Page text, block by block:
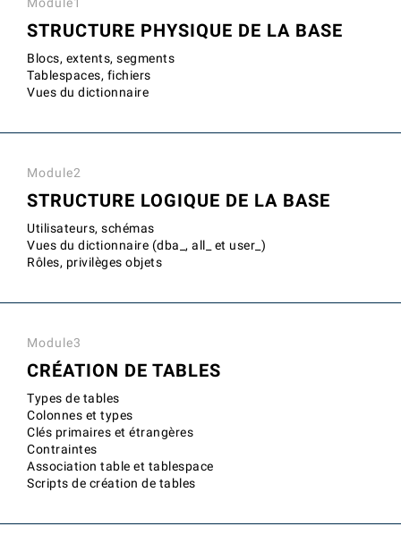
STRUCTURE PHYSIQUE DE LA BASE
Blocs, extents, segments
Tablespaces, fichiers
Vues du dictionnaire
Module2
STRUCTURE LOGIQUE DE LA BASE
Utilisateurs, schémas
Vues du dictionnaire (dba_, all_ et user_)
Rôles, privilèges objets
Module3
CRÉATION DE TABLES
Types de tables
Colonnes et types
Clés primaires et étrangères
Contraintes
Association table et tablespace
Scripts de création de tables